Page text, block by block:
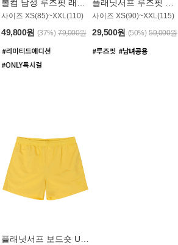
사이즈 XS(85)~XXL(110)
49,800원 (37%) 79,000원
사이즈 XS(90)~XXL(115)
29,500원 (50%) 59,000원
플래닛서프 보드숏 UMB008YPS